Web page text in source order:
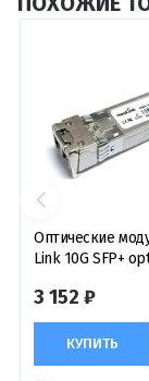
Оптические
Link 10G SFP+
1310nm, 10km, 2x
konektor, DDM,
модуль
3 152 ₽
КУПИТЬ